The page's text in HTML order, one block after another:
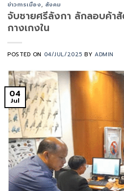
ข่าวการเมือง, สังคม
จับชายศรีลังกา ลักลอบค้า
กางเกงใน
POSTED ON 04/JUL/2025 BYADMIN
04
Jul